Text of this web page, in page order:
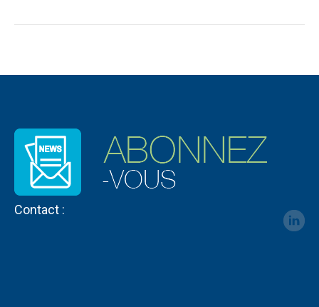
Contact :